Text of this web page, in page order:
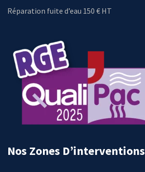
Réparation fuite d’eau 150 € HT
Nos Zones D’interventions